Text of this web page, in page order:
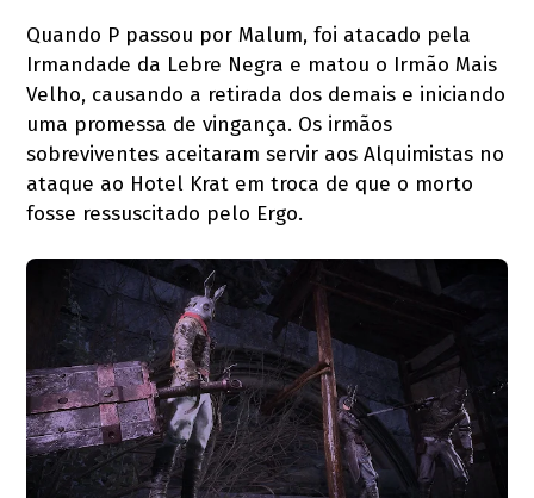
Quando P passou por Malum, foi atacado pela
Irmandade da Lebre Negra e matou o Irmão Mais
Velho, causando a retirada dos demais e iniciando
uma promessa de vingança. Os irmãos
sobreviventes aceitaram servir aos Alquimistas no
ataque ao Hotel Krat em troca de que o morto
fosse ressuscitado pelo Ergo.